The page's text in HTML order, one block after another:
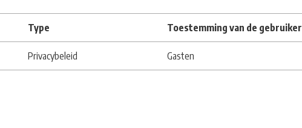
Type Toestemming van de gebruiker
Privacybeleid Gasten